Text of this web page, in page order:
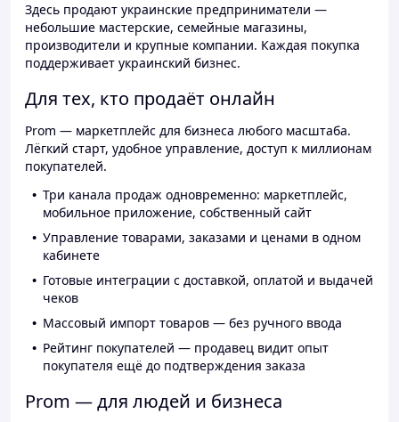
Здесь продают украинские предприниматели —
небольшие мастерские, семейные магазины,
производители и крупные компании. Каждая покупка
поддерживает украинский бизнес.
Для тех, кто продаёт онлайн
Prom — маркетплейс для бизнеса любого масштаба.
Лёгкий старт, удобное управление, доступ к миллионам
покупателей.
Три канала продаж одновременно: маркетплейс,
мобильное приложение, собственный сайт
Управление товарами, заказами и ценами в одном
кабинете
Готовые интеграции с доставкой, оплатой и выдачей
чеков
Массовый импорт товаров — без ручного ввода
Рейтинг покупателей — продавец видит опыт
покупателя ещё до подтверждения заказа
Prom — для людей и бизнеса